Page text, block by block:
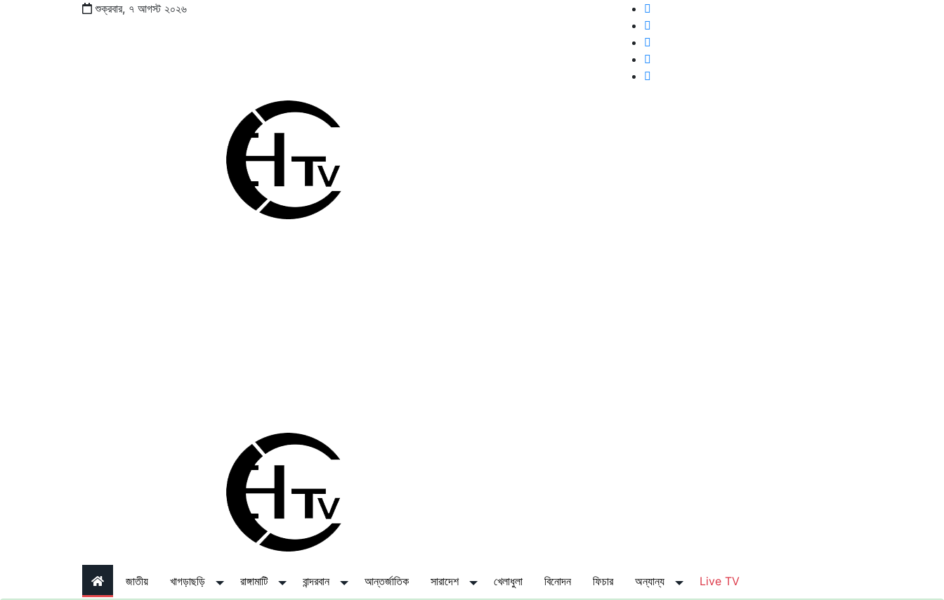
শুক্রবার, ৭ আগস্ট ২০২৬
জাতীয় খাগড়াছড়ি রাঙ্গামাটি বান্দরবান আন্তর্জাতিক সারাদেশ খেলাধুলা বিনোদন ফিচার অন্যান্য Live TV